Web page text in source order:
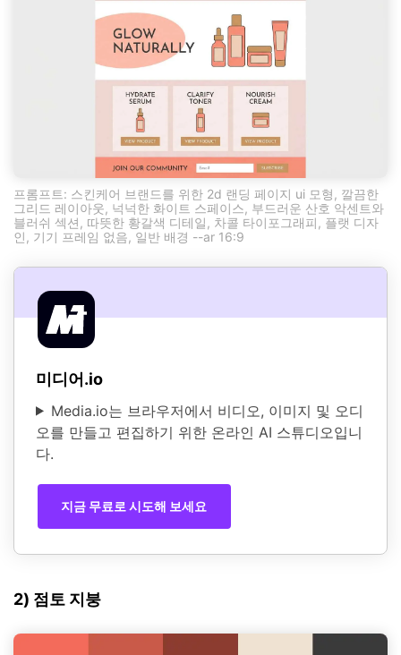
프롬프트: 스킨케어 브랜드를 위한 2d 랜딩 페이지 ui 모형, 깔끔한
그리드 레이아웃, 넉넉한 화이트 스페이스, 부드러운 산호 악센트와
블러쉬 섹션, 따뜻한 황갈색 디테일, 차콜 타이포그래피, 플랫 디자
인, 기기 프레임 없음, 일반 배경 --ar 16:9
미디어.io
Media.io는 브라우저에서 비디오, 이미지 및 오디
오를 만들고 편집하기 위한 온라인 AI 스튜디오입니
다.
지금 무료로 시도해 보세요
2) 점토 지붕